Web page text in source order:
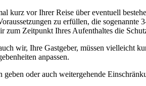
kurz vor Ihrer Reise über eventuell
zu erfüllen, die sogenannte
Zeitpunkt Ihres Aufenthaltes die
wir, Ihre Gastgeber, müssen vielleicht
anpassen.
oder auch weitergehende